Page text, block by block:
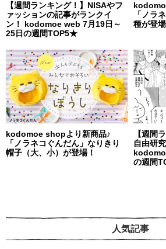
【週間ランキング！】NISAやフ
ァッションの記事がランクイ
ン！ kodomoe web 7月19日～
25日の週間TOP5★
「ノラ
種が登場
kodomoe shopより新商品♪
「ノラネコぐんだん」なりきり
帽子（大、小）が登場！
【週間
自由研
の週間
人気記事